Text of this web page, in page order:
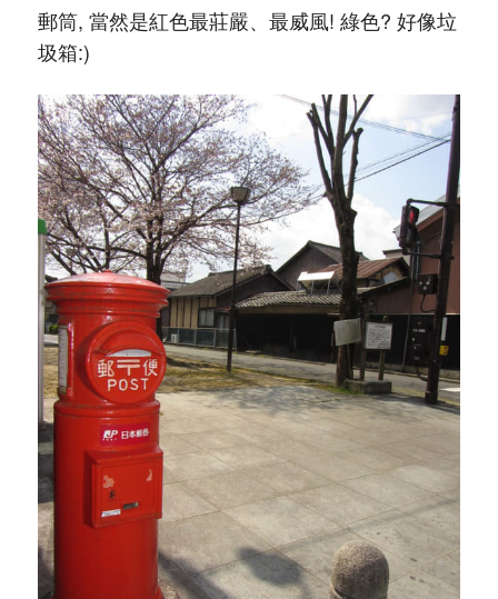
郵筒, 當然是紅色最莊嚴、最威風! 綠色? 好像垃
圾箱:)